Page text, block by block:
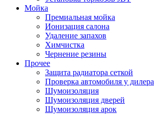
Мойка
Премиальная мойка
Ионизация салона
Удаление запахов
Химчистка
Чернение резины
Прочее
Защита радиатора сеткой
Проверка автомобиля у дилера
Шумоизоляция
Шумоизоляция дверей
Шумоизоляция арок